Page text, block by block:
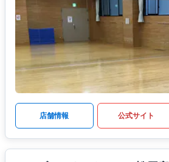
店舗情報 公式サイト